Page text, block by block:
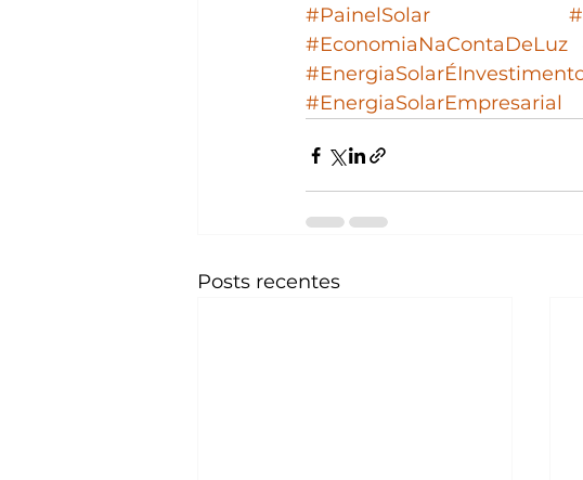
#PainelSolar
#EconomiaNaContaDeLuz
#EnergiaSolarEmpresarial
Posts recentes